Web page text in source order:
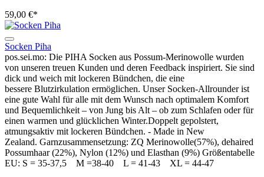
59,00 €*
Socken Piha
pos.sei.mo: Die PIHA Socken aus Possum-Merinowolle wurden
von unseren treuen Kunden und deren Feedback inspiriert. Sie sind
dick und weich mit lockeren Bündchen, die eine
bessere Blutzirkulation ermöglichen. Unser Socken-Allrounder ist
eine gute Wahl für alle mit dem Wunsch nach optimalem Komfort
und Bequemlichkeit – von Jung bis Alt – ob zum Schlafen oder für
einen warmen und glücklichen Winter.Doppelt gepolstert,
atmungsaktiv mit lockeren Bündchen. - Made in New
Zealand. Garnzusammensetzung: ZQ Merinowolle(57%), dehaired
Possumhaar (22%), Nylon (12%) und Elasthan (9%) Größentabelle
EU: S = 35-37,5 M =38-40 L = 41-43 XL = 44-47